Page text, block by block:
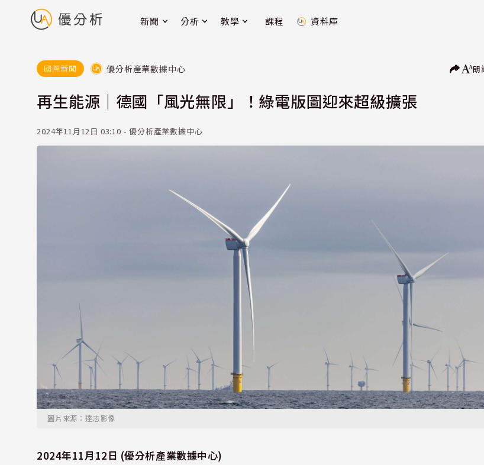
新聞 分析 教學 課程 資料庫
國際新聞 優分析產業數據中心 朗
再生能源｜德國「風光無限」！綠電版圖迎來超級擴張
2024年11月12日 03:10 - 優分析產業數據中心
圖片來源：達志影像
2024年11月12日 (優分析產業數據中心)